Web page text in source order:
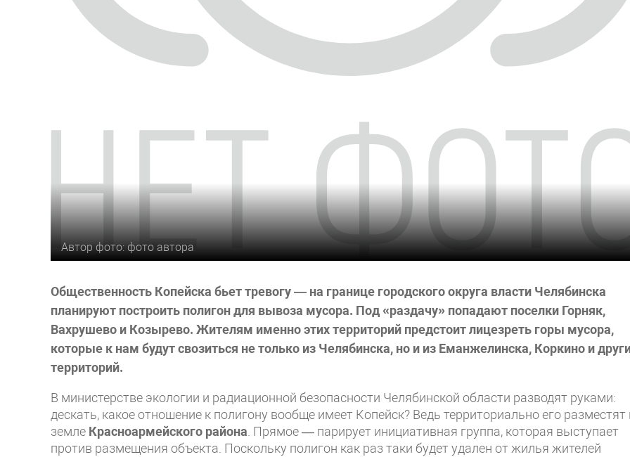
Автор фото: фото автора
Общественность Копейска бьет тревогу — на границе городского округа власти Челябинска
планируют построить полигон для вывоза мусора. Под «раздачу» попадают поселки Горняк,
Вахрушево и Козырево. Жителям именно этих территорий предстоит лицезреть горы мусора,
которые к нам будут свозиться не только из Челябинска, но и из Еманжелинска, Коркино и
территорий.
В министерстве экологии и радиационной безопасности Челябинской области разводят руками:
дескать, какое отношение к полигону вообще имеет Копейск? Ведь территориально его разместят
земле Красноармейского района. Прямое — парирует инициативная группа, которая выступает
против размещения объекта. Поскольку полигон как раз таки будет удален от жилья жителей